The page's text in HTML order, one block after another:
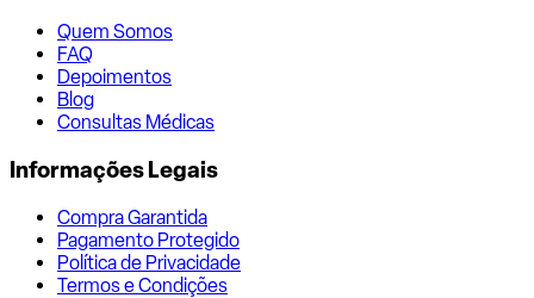
Quem Somos
FAQ
Depoimentos
Blog
Consultas Médicas
Informações Legais
Compra Garantida
Pagamento Protegido
Política de Privacidade
Termos e Condições